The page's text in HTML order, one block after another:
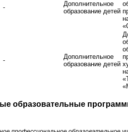
-
Дополнительное
образование детей
-
Дополнительное
образование детей
образовательные